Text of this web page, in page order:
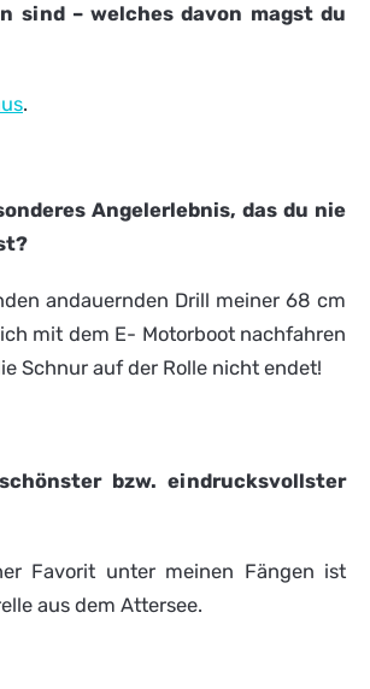
sind – welches davon magst du
.
Angelerlebnis, das du nie
andauernden Drill meiner 68 cm
mit dem E- Motorboot nachfahren
Schnur auf der Rolle nicht endet!
bzw. eindrucksvollster
Favorit unter meinen Fängen ist
aus dem Attersee.